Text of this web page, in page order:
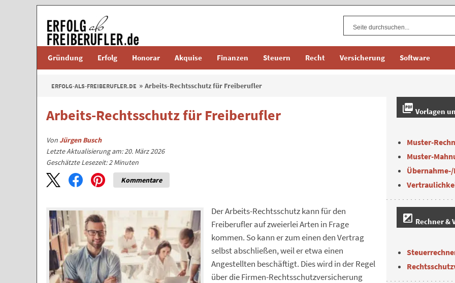
Gründung Erfolg Honorar Akquise Finanzen Steuern Recht Versicherung Software
ERFOLG-ALS-FREIBERUFLER.DE Arbeits-Rechtsschutz für Freiberufler
Arbeits-Rechtsschutz für Freiberufler
VonJürgen Busch
Letzte Aktualisierung am: 20. März 2026
Geschätzte Lesezeit:2 Minuten
Kommentare
Der Arbeits-Rechtsschutz kann für den
Freiberufler auf zweierlei Arten in Frage
kommen. So kann er zum einen den Vertrag
selbst abschließen, weil er etwa einen
Angestellten beschäftigt. Dies wird in der Regel
über die Firmen-Rechtsschutzversicherung
picture_as_pdf Vorlagen
Muster-
Muster-
iso Rechner &